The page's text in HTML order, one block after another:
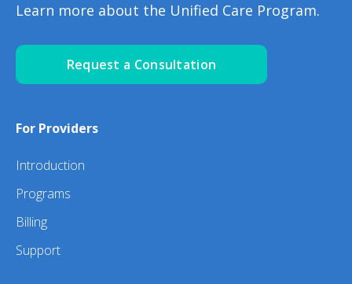
Learn more about the Unified Care Program.
Request a Consultation
For Providers
Introduction
Programs
Billing
Support